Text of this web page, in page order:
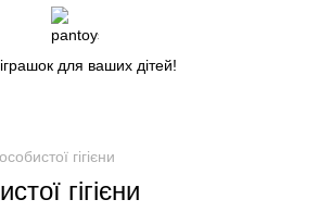
іграшок
для ваших дітей!
гігієни
гігієни